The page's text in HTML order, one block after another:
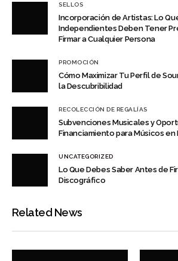
SELLOS
Incorporación de Artistas: Lo
Independientes Deben Tener
Firmar a Cualquier Persona
PROMOCIÓN
Cómo Maximizar Tu Perfil de
la Descubribilidad
RECOLECCIÓN DE REGALÍAS
Subvenciones Musicales y
Financiamiento para Músicos en
UNCATEGORIZED
Lo Que Debes Saber Antes de
Discográfico
Related News